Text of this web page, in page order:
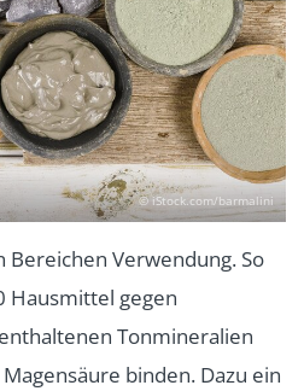
© iStock.com/barmalini
Verwendung. So
Hausmittel gegen
Tonmineralien
binden. Dazu ein